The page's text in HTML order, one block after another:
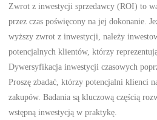
Zwrot z inwestycji sprzedawcy (ROI) to
przez czas poświęcony na jej dokonanie.
wyższy zwrot z inwestycji, należy
potencjalnych klientów, którzy
Dywersyfikacja inwestycji czasowych
Proszę zbadać, którzy potencjalni klienci
zakupów. Badania są kluczową częścią
wstępną inwestycją w praktykę.